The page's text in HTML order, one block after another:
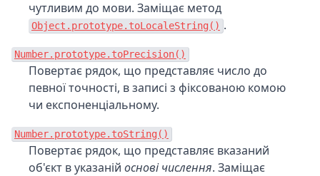
чутливим до мови. Заміщає метод
Object.prototype.toLocaleString() .
Number.prototype.toPrecision()
Повертає рядок, що представляє число до
певної точності, в записі з фіксованою комою
чи експоненціальному.
Number.prototype.toString()
Повертає рядок, що представляє вказаний
об'єкт в указаній основі числення. Заміщає